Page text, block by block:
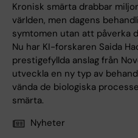
Kronisk smärta drabbar
världen, men dagens
symtomen utan att påverka
Nu har KI-forskaren Saida
prestigefyllda anslag från
utveckla en ny typ av
vända de biologiska
smärta.
Nyheter